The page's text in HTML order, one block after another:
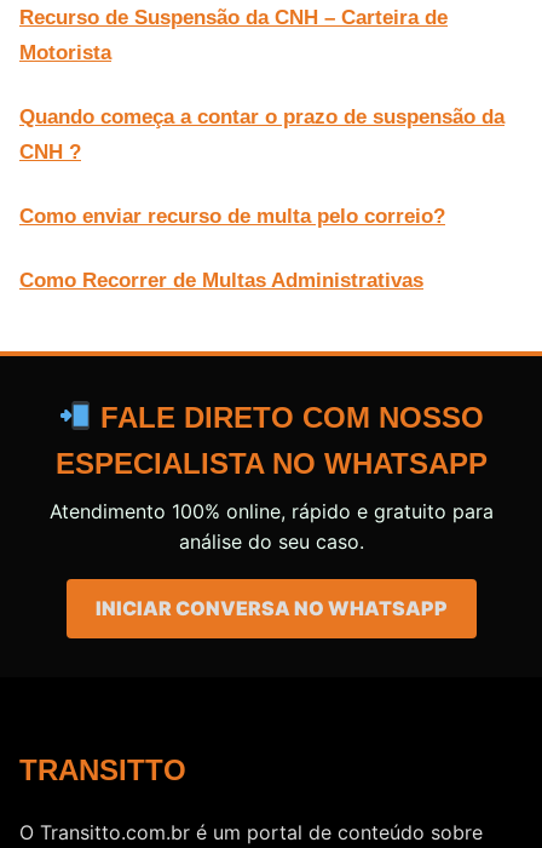
Recurso de Suspensão da CNH – Carteira de
Motorista
Quando começa a contar o prazo de suspensão da
CNH ?
Como enviar recurso de multa pelo correio?
Como Recorrer de Multas Administrativas
FALE DIRETO COM NOSSO
ESPECIALISTA NO WHATSAPP
Atendimento 100% online, rápido e gratuito para
análise do seu caso.
INICIAR CONVERSA NO WHATSAPP
TRANSITTO
O Transitto.com.br é um portal de conteúdo sobre